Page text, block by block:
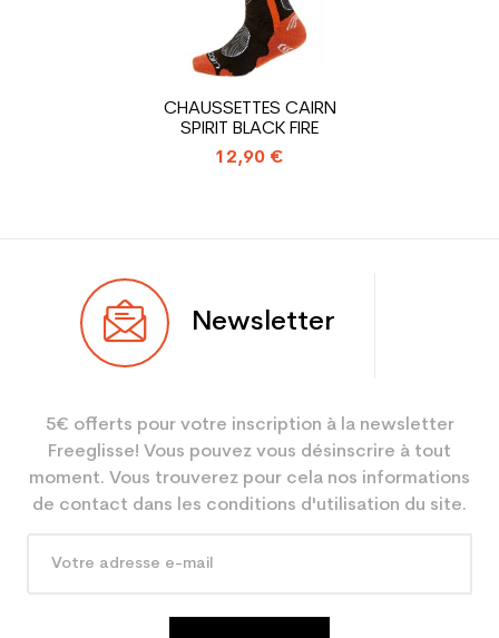
1.31
adulte loisir
CHAUSSETTES CAIRN
SPIRIT BLACK FIRE
12,90 €
Newsletter
5€ offerts pour votre inscription à la newsletter
Freeglisse! Vous pouvez vous désinscrire à tout
moment. Vous trouverez pour cela nos informations
de contact dans les conditions d'utilisation du site.